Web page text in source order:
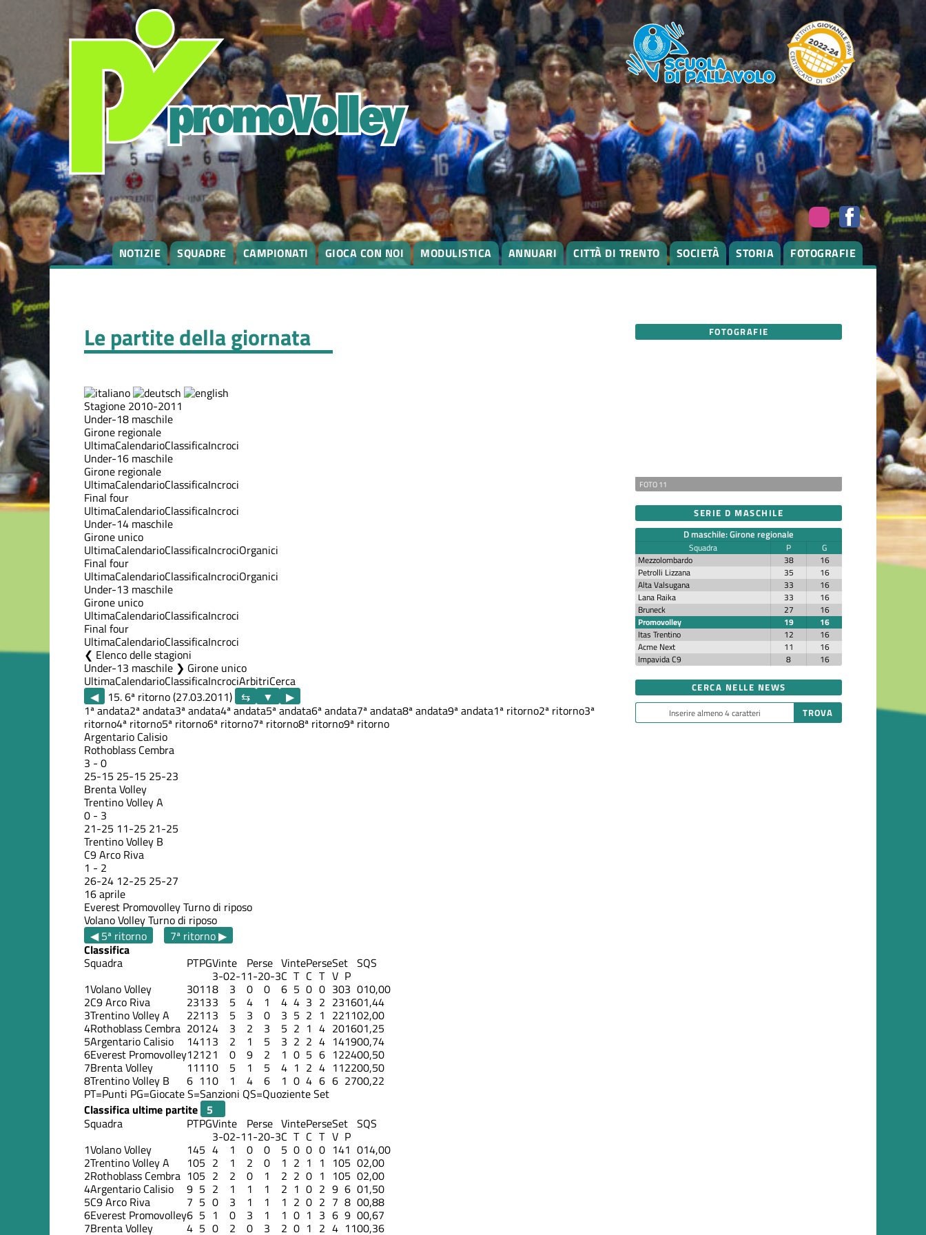
NOTIZIE SQUADRE CAMPIONATI GIOCA CON NOI MODULISTICA ANNUARI CITTÀ DI TRENTO SOCIETÀ STORIA FOTOGRAFIE
Le partite della giornata
Stagione 2010-2011
Under-18 maschile
Girone regionale
UltimaCalendarioClassificaIncroci
Under-16 maschile
Girone regionale
UltimaCalendarioClassificaIncroci
Final four
UltimaCalendarioClassificaIncroci
Under-14 maschile
Girone unico
UltimaCalendarioClassificaIncrociOrganici
Final four
UltimaCalendarioClassificaIncrociOrganici
Under-13 maschile
Girone unico
UltimaCalendarioClassificaIncroci
Final four
UltimaCalendarioClassificaIncroci
Elenco delle stagioni
Under-13 maschile ❯ Girone unico
UltimaCalendarioClassificaIncrociArbitriCerca
◀
15. 6ª ritorno (27.03.2011)
▶
1ª andata2ª andata3ª andata4ª andata5ª andata6ª andata7ª andata8ª andata9ª andata1ª ritorno2ª ritorno3ª
ritorno4ª ritorno5ª ritorno6ª ritorno7ª ritorno8ª ritorno9ª ritorno
Argentario Calisio
Rothoblass Cembra
3 - 0
25-15 25-15 25-23
Brenta Volley
Trentino Volley A
0 - 3
21-25 11-25 21-25
Trentino Volley B
C9 Arco Riva
1 - 2
26-24 12-25 25-27
16 aprile
Everest PromovolleyTurno di riposo
Volano VolleyTurno di riposo
◀ 5ª ritorno
7ª ritorno ▶
Classifica
Squadra PTPGVinte Perse VintePerseSet SQS
3-02-11-20-3C T C T V P
1Volano Volley 30118 3 0 0 6 5 0 0 303 010,00
2C9 Arco Riva 23133 5 4 1 4 4 3 2 231601,44
3Trentino Volley A 22113 5 3 0 3 5 2 1 221102,00
4Rothoblass Cembra 20124 3 2 3 5 2 1 4 201601,25
5Argentario Calisio 14113 2 1 5 3 2 2 4 141900,74
6Everest Promovolley12121 0 9 2 1 0 5 6 122400,50
7Brenta Volley 11110 5 1 5 4 1 2 4 112200,50
8Trentino Volley B 6 110 1 4 6 1 0 4 6 6 2700,22
PT=Punti PG=GiocateS=Sanzioni QS=Quoziente Set
Classifica ultime partite
Squadra
PTPGVinte Perse VintePerseSet SQS
3-02-11-20-3C T C T V P
1Volano Volley 145 4 1 0 0 5 0 0 0 141 014,00
2Trentino Volley A 105 2 1 2 0 1 2 1 1 105 02,00
2Rothoblass Cembra 105 2 2 0 1 2 2 0 1 105 02,00
4Argentario Calisio 9 5 2 1 1 1 2 1 0 2 9 6 01,50
5C9 Arco Riva 7 5 0 3 1 1 1 2 0 2 7 8 00,88
6Everest Promovolley6 5 1 0 3 1 1 0 1 3 6 9 00,67
7Brenta Volley 4 5 0 2 0 3 2 0 1 2 4 1100,36
FOTOGRAFIE
FOTO 11
SERIE D MASCHILE
D maschile: Girone regionale
Squadra P
G
Mezzolombardo
38
16
Petrolli Lizzana
35
16
Alta Valsugana
33
16
Lana Raika
33
16
Bruneck
27
16
Promovolley
19
16
Itas Trentino
12
16
Acme Next
11
16
Impavida C9
8 16
CERCA NELLE NEWS